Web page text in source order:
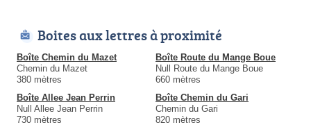
Boites aux lettres à proximité
Boîte Chemin du Mazet
Chemin du Mazet
380 mètres
Boîte Route du Mange Boue
Null Route du Mange Boue
660 mètres
Boîte Allee Jean Perrin
Null Allee Jean Perrin
730 mètres
Boîte Chemin du Gari
Chemin du Gari
820 mètres